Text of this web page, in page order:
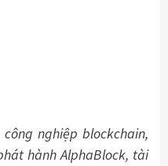
nghiệp blockchain,
hành AlphaBlock, tài